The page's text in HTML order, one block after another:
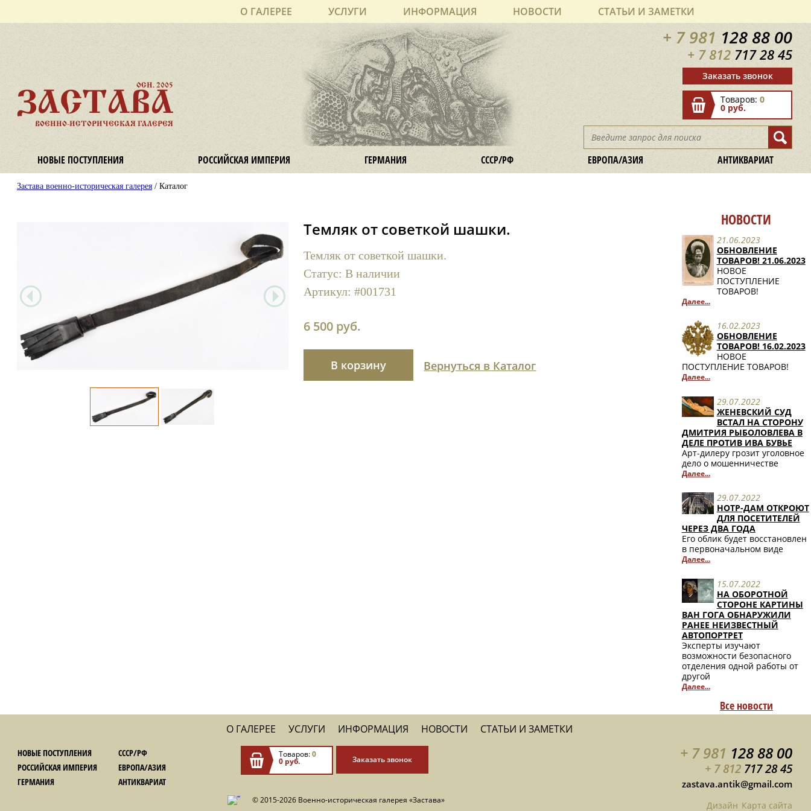
О ГАЛЕРЕЕ УСЛУГИ ИНФОРМАЦИЯ НОВОСТИ СТАТЬИ И ЗАМЕТКИ
ОСН. 2005
ЗАСТАВА
ВОЕННО-ИСТОРИЧЕСКАЯ ГАЛЕРЕЯ
+ 7 981 128 88 00
+ 7 812 717 28 45
Заказать звонок
Товаров:0
0 руб.
НОВЫЕ ПОСТУПЛЕНИЯ РОССИЙСКАЯ ИМПЕРИЯ ГЕРМАНИЯ СССР/РФ ЕВРОПА/АЗИЯ АНТИКВАРИАТ
Застава военно-историческая галерея/ Каталог
Темляк от советкой шашки.
Темляк от советкой шашки.
Статус: В наличии
Артикул: #001731
6 500 руб.
В корзину Вернуться в Каталог
НОВОСТИ
21.06.2023
ОБНОВЛЕНИЕ
ТОВАРОВ! 21.06.2023
НОВОЕ
ПОСТУПЛЕНИЕ
ТОВАРОВ!
Далее...
16.02.2023
ОБНОВЛЕНИЕ
ТОВАРОВ! 16.02.2023
НОВОЕ
ПОСТУПЛЕНИЕ ТОВАРОВ!
Далее...
29.07.2022
ЖЕНЕВСКИЙ СУД
ВСТАЛ НА СТОРОНУ
ДМИТРИЯ РЫБОЛОВЛЕВА В
ДЕЛЕ ПРОТИВ ИВА БУВЬЕ
Арт-дилеру грозит уголовное
дело о мошенничестве
Далее...
29.07.2022
НОТР-ДАМ ОТКРОЮТ
ДЛЯ ПОСЕТИТЕЛЕЙ
ЧЕРЕЗ ДВА ГОДА
Его облик будет восстановлен
в первоначальном виде
Далее...
15.07.2022
НА ОБОРОТНОЙ
СТОРОНЕ КАРТИНЫ
ВАН ГОГА ОБНАРУЖИЛИ
РАНЕЕ НЕИЗВЕСТНЫЙ
АВТОПОРТРЕТ
Эксперты изучают
возможности безопасного
отделения одной работы от
другой
Далее...
Все новости
О ГАЛЕРЕЕ УСЛУГИ ИНФОРМАЦИЯ НОВОСТИ СТАТЬИ И ЗАМЕТКИ
НОВЫЕ ПОСТУПЛЕНИЯ
РОССИЙСКАЯ ИМПЕРИЯ
ГЕРМАНИЯ
СССР/РФ
ЕВРОПА/АЗИЯ
АНТИКВАРИАТ
+ 7 981 128 88 00
+ 7 812 717 28 45
zastava.antik@gmail.com
Дизайн Карта сайта
Товаров:0
0 руб. Заказать звонок
© 2015-2026 Военно-историческая галерея «Застава»